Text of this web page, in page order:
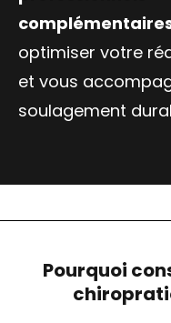
optimiser votre
et vous
soulagement
Pourquoi